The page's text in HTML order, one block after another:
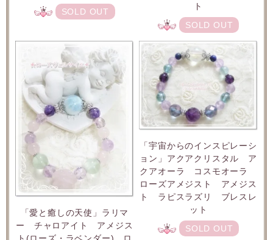
SOLD OUT
ト
SOLD OUT
「愛と癒しの天使」ラリマ
ー チャロアイト アメジス
「宇宙からのインスピレーシ
ョン」アクアクリスタル ア
クアオーラ コスモオーラ
ローズアメジスト アメジス
ト ラピスラズリ ブレスレ
ット
SOLD OUT